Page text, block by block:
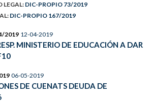
LEGAL: DIC-PROPIO 73/2019
DIC-PROPIO 167/2019
2019 12-04-2019
MINISTERIO DE EDUCACIÓN A DAR
06-05-2019
DE CUENATS DEUDA DE